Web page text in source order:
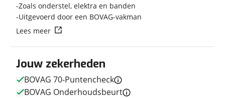
Afmetingen en gewicht
Hoogte
Massa ledig voertuig
Maximaal toelaatbaar
gewicht
1.500 kg
Jouw zekerheden
BOVAG 70-Puntencheck
BOVAG Onderhoudsbeurt
Zoals onderstel, elektra en banden
Uitgevoerd door een BOVAG-vakman
Lees meer